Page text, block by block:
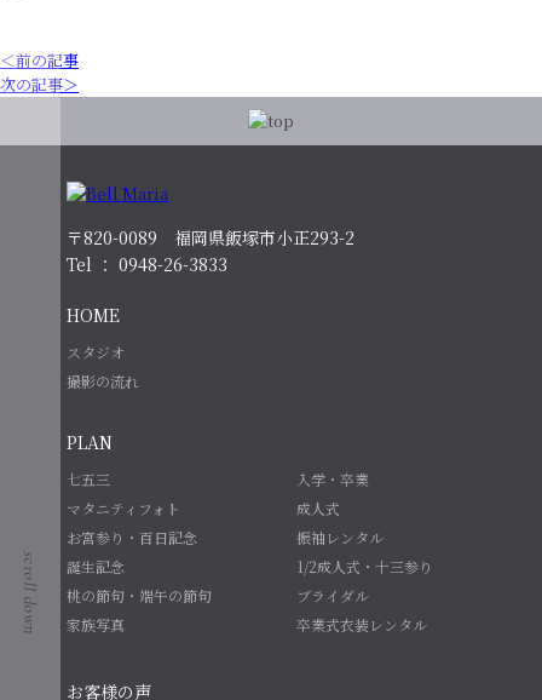
＜前の記事
次の記事＞
〒820-0089 福岡県飯塚市小正293-2
Tel ： 0948-26-3833
HOME
スタジオ
撮影の流れ
PLAN
七五三
入学・卒業
マタニティフォト
成人式
お宮参り・百日記念
振袖レンタル
誕生記念
1/2成人式・十三参り
桃の節句・端午の節句
ブライダル
家族写真
卒業式衣装レンタル
お客様の声